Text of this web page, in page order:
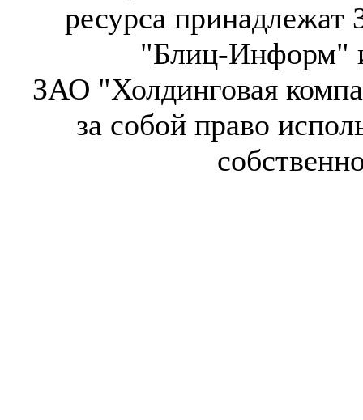
ресурса
"Блиц-Информ"
ЗАО "Холдинговая
за собой право